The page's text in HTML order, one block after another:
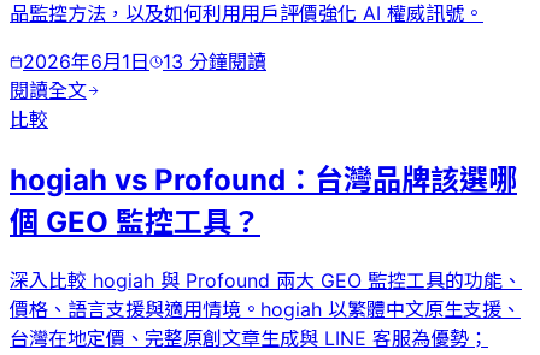
品監控方法，以及如何利用用戶評價強化 AI 權威訊號。
2026年6月1日
13 分鐘閱讀
閱讀全文
比較
hogiah vs Profound：台灣品牌該選哪
個 GEO 監控工具？
深入比較 hogiah 與 Profound 兩大 GEO 監控工具的功能、
價格、語言支援與適用情境。hogiah 以繁體中文原生支援、
台灣在地定價、完整原創文章生成與 LINE 客服為優勢；